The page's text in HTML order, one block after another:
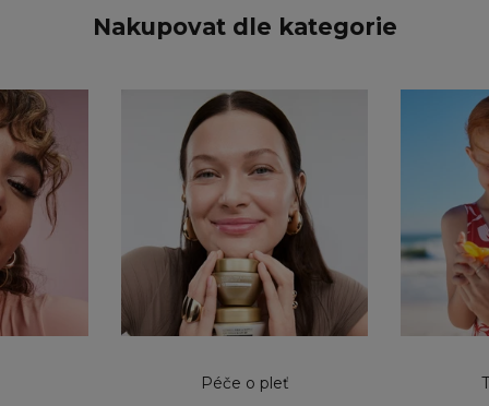
Nakupovat dle kategorie
Péče o pleť